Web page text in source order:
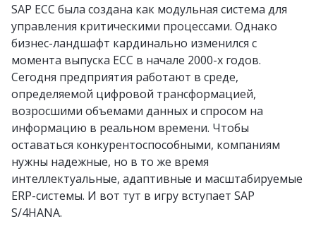
SAP ECC была создана как модульная система для
управления критическими процессами. Однако
бизнес-ландшафт кардинально изменился с
момента выпуска ECC в начале 2000-х годов.
Сегодня предприятия работают в среде,
определяемой цифровой трансформацией,
возросшими объемами данных и спросом на
информацию в реальном времени. Чтобы
оставаться конкурентоспособными, компаниям
нужны надежные, но в то же время
интеллектуальные, адаптивные и масштабируемые
ERP-системы. И вот тут в игру вступает SAP
S/4HANA.